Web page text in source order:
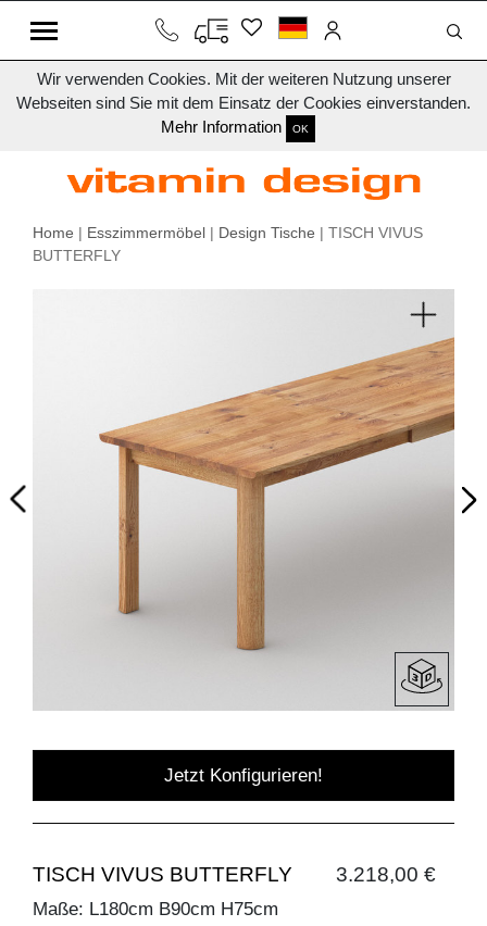
Wir verwenden Cookies. Mit der weiteren Nutzung unserer
Webseiten sind Sie mit dem Einsatz der Cookies einverstanden.
Mehr Information
OK
Home | Esszimmermöbel | Design Tische | TISCH VIVUS
BUTTERFLY
Jetzt Konfigurieren!
TISCH VIVUS BUTTERFLY 3.218,00 €
Maße: L180cm B90cm H75cm